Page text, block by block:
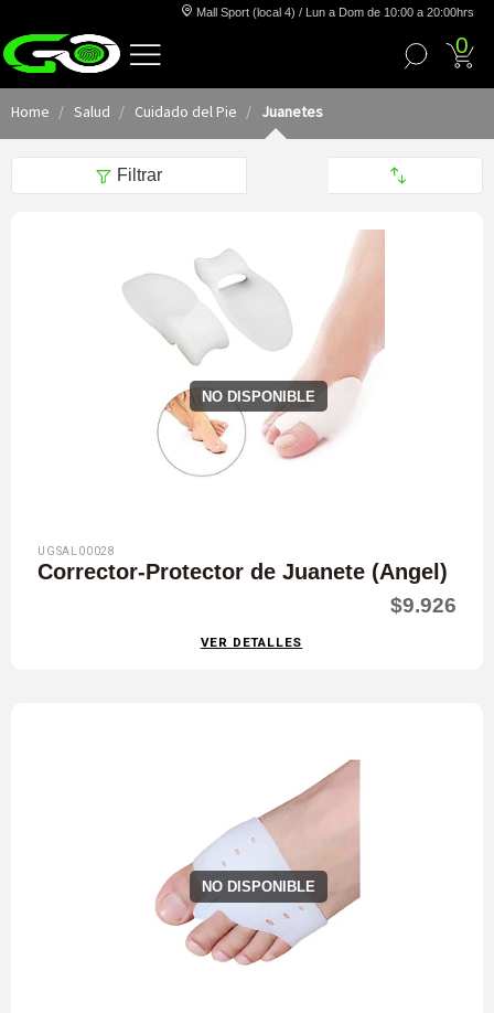
Mall Sport (local 4) / Lun a Dom de 10:00 a 20:00hrs
0
Home Salud Cuidado del Pie Juanetes
Filtrar
NO DISPONIBLE
UGSAL00028
Corrector-Protector de Juanete (Angel)
$9.926
VER DETALLES
NO DISPONIBLE